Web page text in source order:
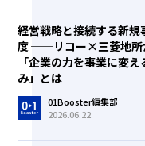
経営戦略と接続する新規
度 ──リコー×三菱地所
「企業の力を事業に変え
み」とは
01Booster編集部
2026.06.22